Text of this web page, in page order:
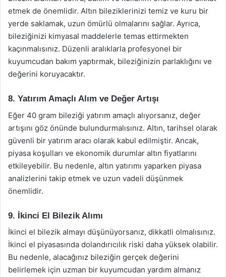
etmek de önemlidir. Altın bileziklerinizi temiz ve kuru bir
yerde saklamak, uzun ömürlü olmalarını sağlar. Ayrıca,
bileziğinizi kimyasal maddelerle temas ettirmekten
kaçınmalısınız. Düzenli aralıklarla profesyonel bir
kuyumcudan bakım yaptırmak, bileziğinizin parlaklığını ve
değerini koruyacaktır.
8. Yatırım Amaçlı Alım ve Değer Artışı
Eğer 40 gram bileziği yatırım amaçlı alıyorsanız, değer
artışını göz önünde bulundurmalısınız. Altın, tarihsel olarak
güvenli bir yatırım aracı olarak kabul edilmiştir. Ancak,
piyasa koşulları ve ekonomik durumlar altın fiyatlarını
etkileyebilir. Bu nedenle, altın yatırımı yaparken piyasa
analizlerini takip etmek ve uzun vadeli düşünmek
önemlidir.
9. İkinci El Bilezik Alımı
İkinci el bilezik almayı düşünüyorsanız, dikkatli olmalısınız.
İkinci el piyasasında dolandırıcılık riski daha yüksek olabilir.
Bu nedenle, alacağınız bileziğin gerçek değerini
belirlemek için uzman bir kuyumcudan yardım almanız